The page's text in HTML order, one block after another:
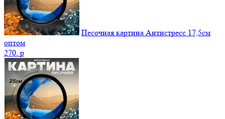
Песочная картина Антистресс 17,5см
оптом
270. p